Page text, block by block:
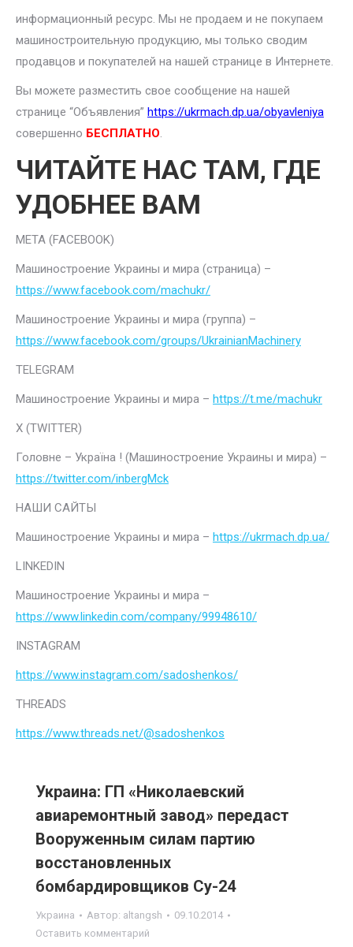
информационный ресурс. Мы не продаем и не покупаем
машиностроительную продукцию, мы только сводим
продавцов и покупателей на нашей странице в Интернете.
Вы можете разместить свое сообщение на нашей
странице “Объявления” https://ukrmach.dp.ua/obyavleniya
совершенно БЕСПЛАТНО.
ЧИТАЙТЕ НАС ТАМ, ГДЕ
УДОБНЕЕ ВАМ
META (FACEBOOK)
Машиностроение Украины и мира (страница) –
https://www.facebook.com/machukr/
Машиностроение Украины и мира (группа) –
https://www.facebook.com/groups/UkrainianMachinery
TELEGRAM
Машиностроение Украины и мира – https://t.me/machukr
Х (TWITTER)
Головне – Україна ! (Машиностроение Украины и мира) –
https://twitter.com/inbergMck
НАШИ САЙТЫ
Машиностроение Украины и мира – https://ukrmach.dp.ua/
LINKEDIN
Машиностроение Украины и мира –
https://www.linkedin.com/company/99948610/
INSTAGRAM
https://www.instagram.com/sadoshenkos/
THREADS
https://www.threads.net/@sadoshenkos
Украина: ГП «Николаевский
авиаремонтный завод» передаст
Вооруженным силам партию
восстановленных
бомбардировщиков Су-24
Украина Автор: altangsh
09.10.2014
Оставить комментарий